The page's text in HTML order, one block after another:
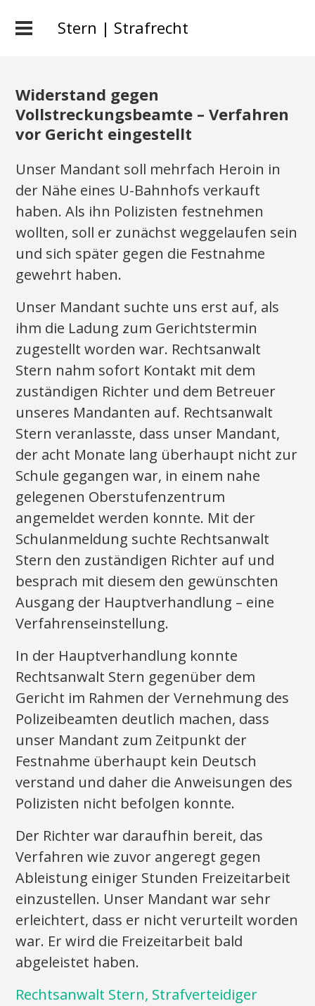
Stern | Strafrecht
Widerstand gegen
Vollstreckungsbeamte – Verfahren
vor Gericht eingestellt
Unser Mandant soll mehrfach Heroin in
der Nähe eines U-Bahnhofs verkauft
haben. Als ihn Polizisten festnehmen
wollten, soll er zunächst weggelaufen sein
und sich später gegen die Festnahme
gewehrt haben.
Unser Mandant suchte uns erst auf, als
ihm die Ladung zum Gerichtstermin
zugestellt worden war. Rechtsanwalt
Stern nahm sofort Kontakt mit dem
zuständigen Richter und dem Betreuer
unseres Mandanten auf. Rechtsanwalt
Stern veranlasste, dass unser Mandant,
der acht Monate lang überhaupt nicht zur
Schule gegangen war, in einem nahe
gelegenen Oberstufenzentrum
angemeldet werden konnte. Mit der
Schulanmeldung suchte Rechtsanwalt
Stern den zuständigen Richter auf und
besprach mit diesem den gewünschten
Ausgang der Hauptverhandlung – eine
Verfahrenseinstellung.
In der Hauptverhandlung konnte
Rechtsanwalt Stern gegenüber dem
Gericht im Rahmen der Vernehmung des
Polizeibeamten deutlich machen, dass
unser Mandant zum Zeitpunkt der
Festnahme überhaupt kein Deutsch
verstand und daher die Anweisungen des
Polizisten nicht befolgen konnte.
Der Richter war daraufhin bereit, das
Verfahren wie zuvor angeregt gegen
Ableistung einiger Stunden Freizeitarbeit
einzustellen. Unser Mandant war sehr
erleichtert, dass er nicht verurteilt worden
war. Er wird die Freizeitarbeit bald
abgeleistet haben.
Rechtsanwalt Stern, Strafverteidiger